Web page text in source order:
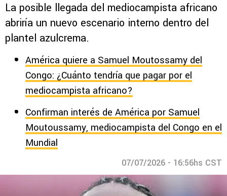
La posible llegada del mediocampista africano
abriría un nuevo escenario interno dentro del
plantel azulcrema.
América quiere a Samuel Moutossamy del
Congo: ¿Cuánto tendría que pagar por el
mediocampista africano?
Confirman interés de América por Samuel
Moutoussamy, mediocampista del Congo en el
Mundial
07/07/2026 - 16:56hs CST